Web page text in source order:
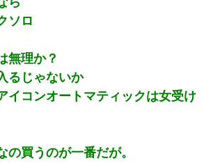
ソロ
無理か？
るじゃないか
イコンオートマティックは女受け
の買うのが一番だが。